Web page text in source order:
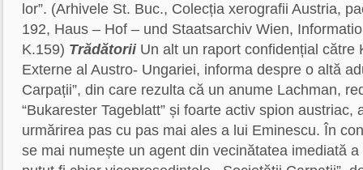
lor”. (Arhivele St. Buc., Colecția xerografii Austria,
192, Haus – Hof – und Staatsarchiv Wien,
K.159) TrădătoriiUn alt un raport confidențial către
Externe al Austro- Ungariei, informa despre o altă
Carpații”, din care rezulta că un anume Lachman,
“Bukarester Tageblatt” și foarte activ spion austriac,
urmărirea pas cu pas mai ales a lui Eminescu. În
se mai numește un agent din vecinătatea imediată